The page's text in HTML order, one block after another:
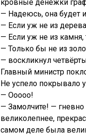
кровные денежки
— Надеюсь, она будет
— Если уж не из
— Если уж не из камня,
— Только бы не из
— воскликнул
Главный министр
Не успело покрывало
— Ооооо!
— Замолчите! —
великолепнее,
самом деле была